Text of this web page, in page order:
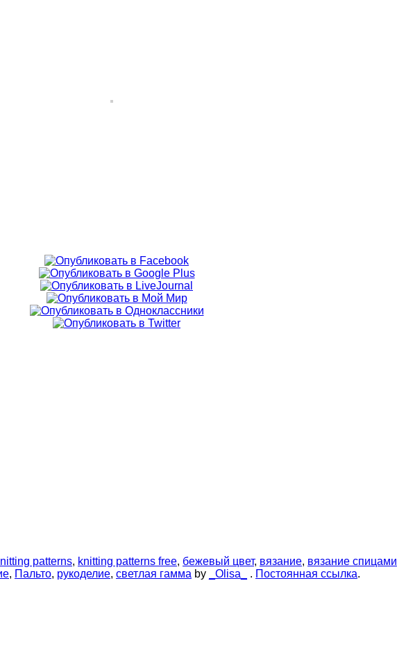
patterns, knitting patterns free, бежевый цвет, вязание, вязание спицами
, Пальто, рукоделие, светлая гамма by _Olisa_ . Постоянная ссылка.